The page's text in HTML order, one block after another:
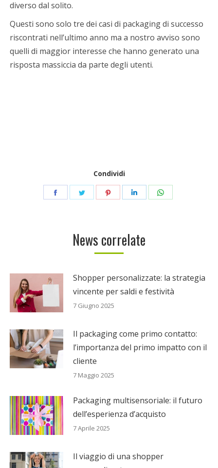
diverso dal solito.
Questi sono solo tre dei casi di packaging di successo
riscontrati nell’ultimo anno ma a nostro avviso sono
quelli di maggior interesse che hanno generato una
risposta massiccia da parte degli utenti.
Condividi
Share
Share
Share
Share
News correlate
Shopper personalizzate: la strategia
vincente per saldi e festività
7 Giugno 2025
Il packaging come primo contatto:
l’importanza del primo impatto con il
cliente
7 Maggio 2025
Packaging multisensoriale: il futuro
dell’esperienza d’acquisto
7 Aprile 2025
Il viaggio di una shopper